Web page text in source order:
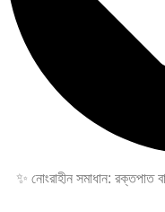
✨ নোংরাহীন সমাধান: রক্তপাত